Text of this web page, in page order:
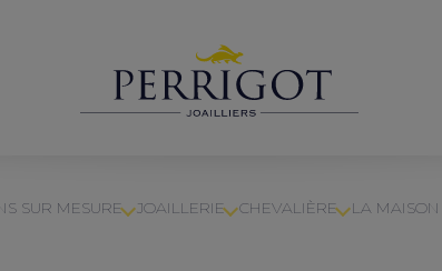
SUR MESURE JOAILLERIE CHEVALIÈRE LA MAISON